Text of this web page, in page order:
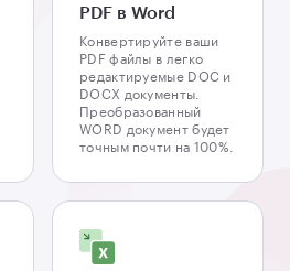
PDF в Word
Конвертируйте ваши
PDF файлы в легко
редактируемые DOC и
DOCX документы.
Преобразованный
WORD документ будет
точным почти на 100%.